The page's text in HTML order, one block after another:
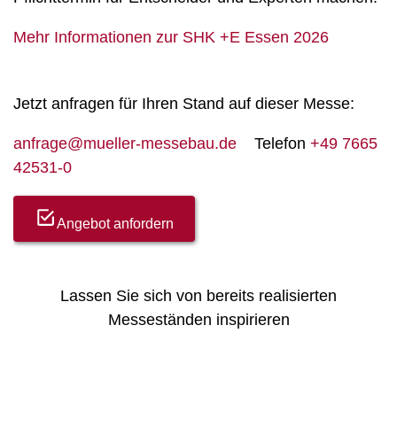
Mehr Informationen zur SHK +E Essen 2026
Jetzt anfragen für Ihren Stand auf dieser Messe:
anfrage@mueller-messebau.de Telefon +49 7665
42531-0
Angebot anfordern
Lassen Sie sich von bereits realisierten
Messeständen inspirieren